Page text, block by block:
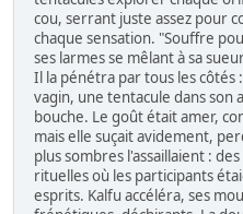
cou, serrant juste assez pour
chaque sensation. "Souffre
ses larmes se mêlant à sa
Il la pénétra par tous les côtés
vagin, une tentacule dans son
bouche. Le goût était amer,
mais elle suçait avidement,
plus sombres l'assaillaient :
rituelles où les participants
esprits. Kalfu accéléra, ses